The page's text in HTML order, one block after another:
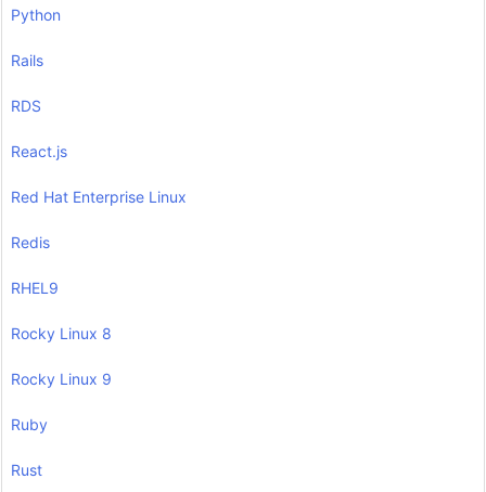
Python
Rails
RDS
React.js
Red Hat Enterprise Linux
Redis
RHEL9
Rocky Linux 8
Rocky Linux 9
Ruby
Rust